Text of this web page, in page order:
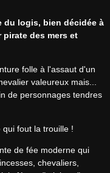
du logis, bien décidée à
des mers et
folle à l'assaut d'un
valeureux mais...
de personnages tendres
fout la trouille !
de fée moderne qui
chevaliers,